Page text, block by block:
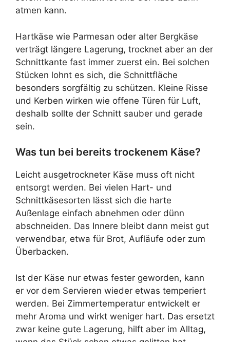
atmen kann.
Hartkäse wie Parmesan oder alter Bergkäse
verträgt längere Lagerung, trocknet aber an der
Schnittkante fast immer zuerst ein. Bei solchen
Stücken lohnt es sich, die Schnittfläche
besonders sorgfältig zu schützen. Kleine Risse
und Kerben wirken wie offene Türen für Luft,
deshalb sollte der Schnitt sauber und gerade
sein.
Was tun bei bereits trockenem Käse?
Leicht ausgetrockneter Käse muss oft nicht
entsorgt werden. Bei vielen Hart- und
Schnittkäsesorten lässt sich die harte
Außenlage einfach abnehmen oder dünn
abschneiden. Das Innere bleibt dann meist gut
verwendbar, etwa für Brot, Aufläufe oder zum
Überbacken.
Ist der Käse nur etwas fester geworden, kann
er vor dem Servieren wieder etwas temperiert
werden. Bei Zimmertemperatur entwickelt er
mehr Aroma und wirkt weniger hart. Das ersetzt
zwar keine gute Lagerung, hilft aber im Alltag,